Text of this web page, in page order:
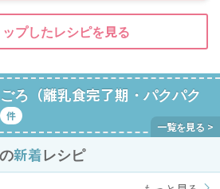
プしたレシピを見る
ろ（離乳食完了期・パクパク
件
新着レシピ